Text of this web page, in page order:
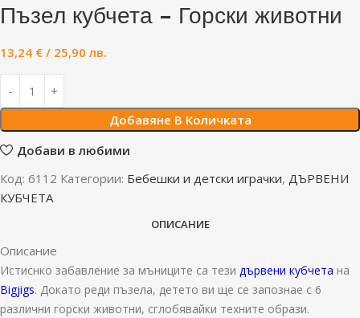
Пъзел кубчета – Горски животни
13,24 € / 25,90 лв.
Добавяне В Количката
Добави в любими
Код: 6112 Категории: Бебешки и детски играчки, ДЪРВЕНИ
КУБЧЕТА
ОПИСАНИЕ
Описание
Истиснко забавление за мъниците са тези дървени кубчета на
Bigjigs. Докато реди пъзела, детето ви ще се запознае с 6
различни горски животни, сглобявайки техните образи.